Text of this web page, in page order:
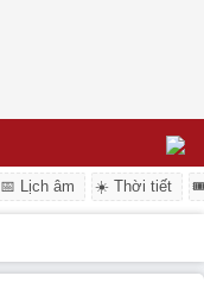
📅 Lịch âm ☀️ Thời tiết